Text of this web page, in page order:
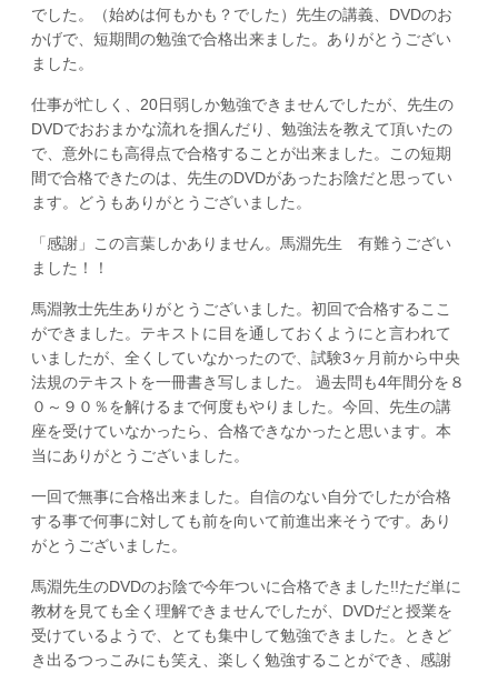
でした。（始めは何もかも？でした）先生の講義、DVDのお
かげで、短期間の勉強で合格出来ました。ありがとうござい
ました。
仕事が忙しく、20日弱しか勉強できませんでしたが、先生の
DVDでおおまかな流れを掴んだり、勉強法を教えて頂いたの
で、意外にも高得点で合格することが出来ました。この短期
間で合格できたのは、先生のDVDがあったお陰だと思ってい
ます。どうもありがとうございました。
「感謝」この言葉しかありません。馬淵先生 有難うござい
ました！！
馬淵敦士先生ありがとうございました。初回で合格するここ
ができました。テキストに目を通しておくようにと言われて
いましたが、全くしていなかったので、試験3ヶ月前から中央
法規のテキストを一冊書き写しました。 過去問も4年間分を８
０～９０％を解けるまで何度もやりました。今回、先生の講
座を受けていなかったら、合格できなかったと思います。本
当にありがとうございました。
一回で無事に合格出来ました。自信のない自分でしたが合格
する事で何事に対しても前を向いて前進出来そうです。あり
がとうございました。
馬淵先生のDVDのお陰で今年ついに合格できました!!ただ単に
教材を見ても全く理解できませんでしたが、DVDだと授業を
受けているようで、とても集中して勉強できました。ときど
き出るつっこみにも笑え、楽しく勉強することができ、感謝